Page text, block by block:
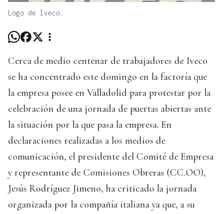
Logo de Iveco.
Cerca de medio centenar de trabajadores de Iveco
se ha concentrado este domingo en la factoría que
la empresa posee en Valladolid para protestar por la
celebración de una jornada de puertas abiertas ante
la situación por la que pasa la empresa. En
declaraciones realizadas a los medios de
comunicación, el presidente del Comité de Empresa
y representante de Comisiones Obreras (CC.OO),
Jesús Rodríguez Jimeno, ha criticado la jornada
organizada por la compañía italiana ya que, a su